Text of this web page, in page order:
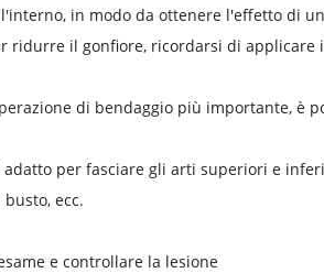
in modo da ottenere l'effetto di
ridurre il gonfiore, ricordarsi di
di bendaggio più importante, è
adatto per fasciare gli arti superiori e
ecc.
e controllare la lesione